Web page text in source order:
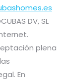
DV, SL
plena
En